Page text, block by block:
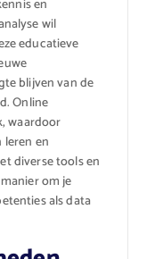
en
wil
educatieve
blijven van de
Online
waardoor
en
diverse tools en
om je
als data